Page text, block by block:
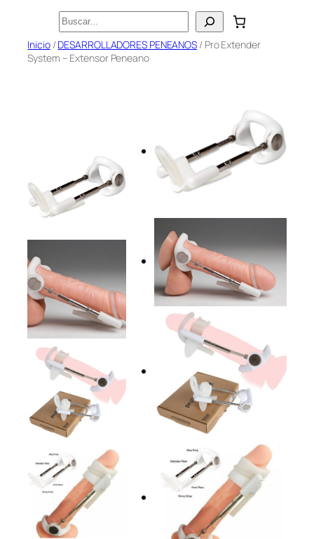
contenido
Buscar
Inicio/DESARROLLADORES PENEANOS / Pro Extender
System – Extensor Peneano